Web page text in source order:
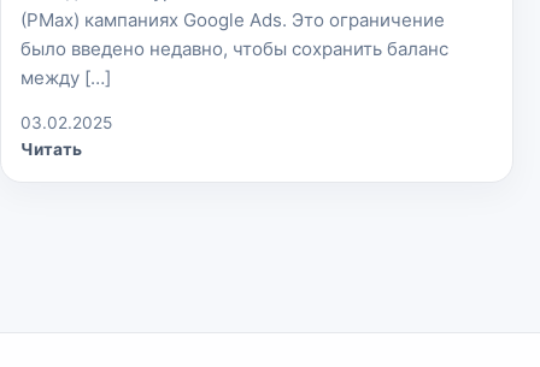
(PMax) кампаниях Google Ads. Это ограничение
было введено недавно, чтобы сохранить баланс
между […]
03.02.2025
Читать